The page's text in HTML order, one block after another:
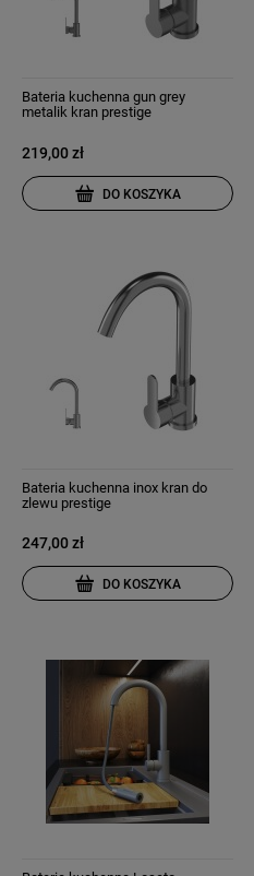
Bateria kuchenna gun grey
metalik kran prestige
219,00 zł
DO KOSZYKA
Bateria kuchenna inox kran do
zlewu prestige
247,00 zł
DO KOSZYKA